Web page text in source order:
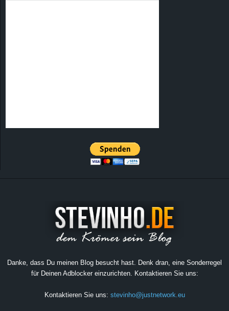
Danke, dass Du meinen Blog besucht hast. Denk dran, eine Sonderregel
für Deinen Adblocker einzurichten. Kontaktieren Sie uns:
Kontaktieren Sie uns: stevinho@justnetwork.eu